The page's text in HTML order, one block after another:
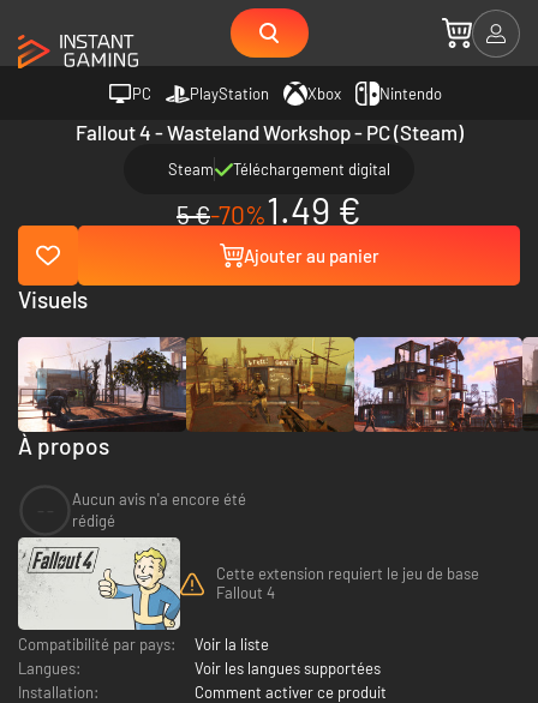
PC PlayStation Xbox Nintendo
Fallout 4 - Wasteland Workshop - PC (Steam)
Steam Téléchargement digital
5 €-70%1.49 €
Ajouter au panier
À propos
Aucun avis n'a encore été
rédigé
Cette extension requiert le jeu de base
Fallout 4
Compatibilité par pays:
Voir la liste
Langues:
Voir les langues supportées
Installation:
Comment activer ce produit
Visuels